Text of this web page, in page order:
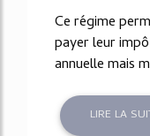
Ce régime
payer leur
annuelle mais
LIRE LA